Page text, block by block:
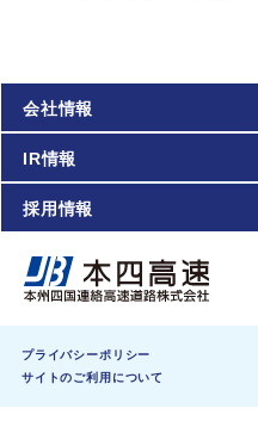
会社情報
IR情報
採用情報
プライバシーポリシー
サイトのご利用について